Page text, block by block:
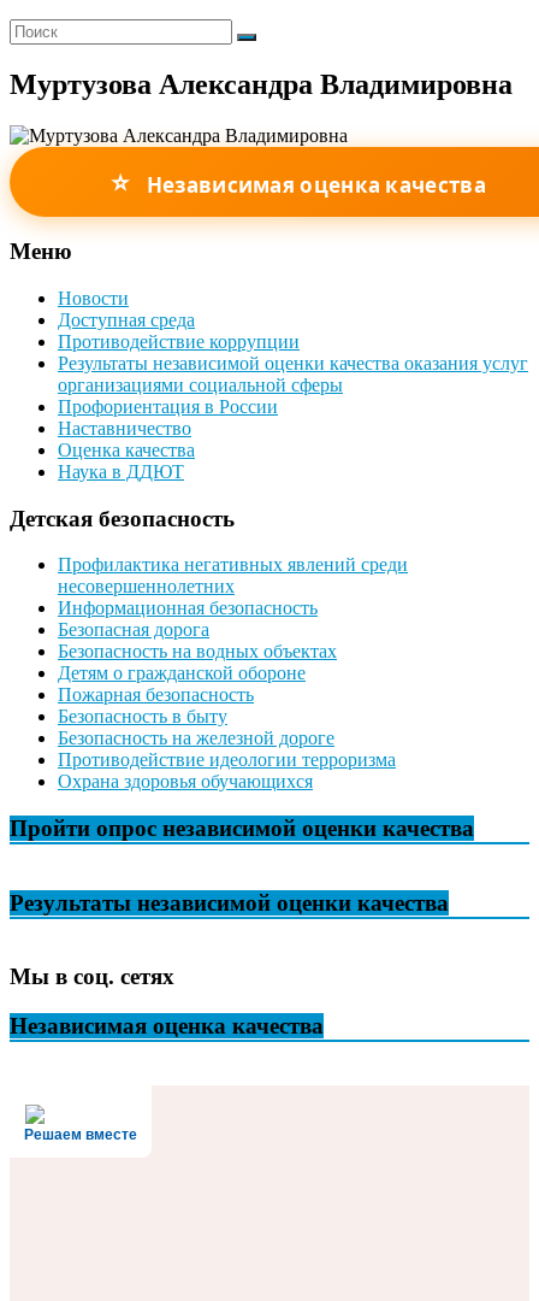
Муртузова Александра Владимировна
⭐ Независимая оценка качества
Меню
Новости
Доступная среда
Противодействие коррупции
Результаты независимой оценки качества оказания услуг
организациями социальной сферы
Профориентация в России
Наставничество
Оценка качества
Наука в ДДЮТ
Детская безопасность
Профилактика негативных явлений среди
несовершеннолетних
Информационная безопасность
Безопасная дорога
Безопасность на водных объектах
Детям о гражданской обороне
Пожарная безопасность
Безопасность в быту
Безопасность на железной дороге
Противодействие идеологии терроризма
Охрана здоровья обучающихся
Пройти опрос независимой оценки качества
Результаты независимой оценки качества
Мы в соц. сетях
Независимая оценка качества
Решаем вместе